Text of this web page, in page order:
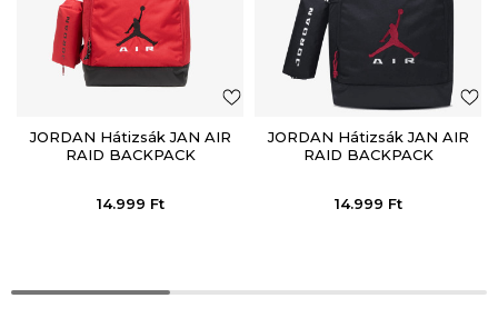
JORDAN Hátizsák JAN AIR
RAID BACKPACK
14.999 Ft
JORDAN Hátizsák JAN AIR
RAID BACKPACK
14.999 Ft